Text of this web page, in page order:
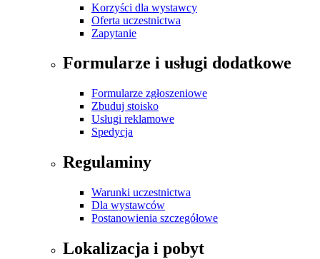
Korzyści dla wystawcy
Oferta uczestnictwa
Zapytanie
Formularze i usługi dodatkowe
Formularze zgłoszeniowe
Zbuduj stoisko
Usługi reklamowe
Spedycja
Regulaminy
Warunki uczestnictwa
Dla wystawców
Postanowienia szczegółowe
Lokalizacja i pobyt